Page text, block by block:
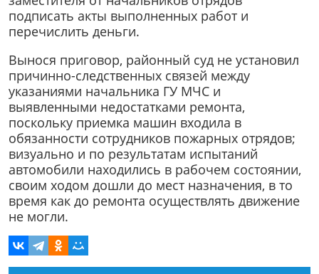
подписать акты выполненных работ и
перечислить деньги.
Вынося приговор, районный суд не установил
причинно-следственных связей между
указаниями начальника ГУ МЧС и
выявленными недостатками ремонта,
поскольку приемка машин входила в
обязанности сотрудников пожарных отрядов;
визуально и по результатам испытаний
автомобили находились в рабочем состоянии,
своим ходом дошли до мест назначения, в то
время как до ремонта осуществлять движение
не могли.